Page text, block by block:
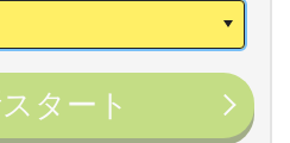
タート